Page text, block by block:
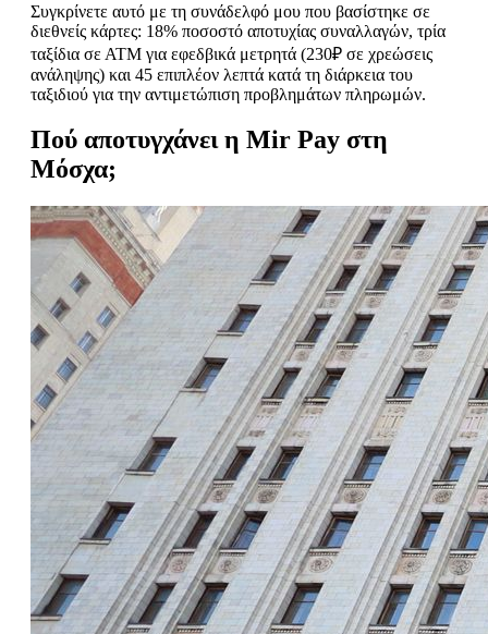
Συγκρίνετε αυτό με τη συνάδελφό μου που βασίστηκε σε
διεθνείς κάρτες: 18% ποσοστό αποτυχίας συναλλαγών, τρία
ταξίδια σε ΑΤΜ για εφεδβικά μετρητά (230₽ σε χρεώσεις
ανάληψης) και 45 επιπλέον λεπτά κατά τη διάρκεια του
ταξιδιού για την αντιμετώπιση προβλημάτων πληρωμών.
Πού αποτυγχάνει η Mir Pay στη
Μόσχα;